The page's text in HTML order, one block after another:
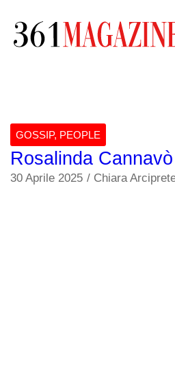
GOSSIP, PEOPLE
Rosalinda
30 Aprile 2025 / Chiara